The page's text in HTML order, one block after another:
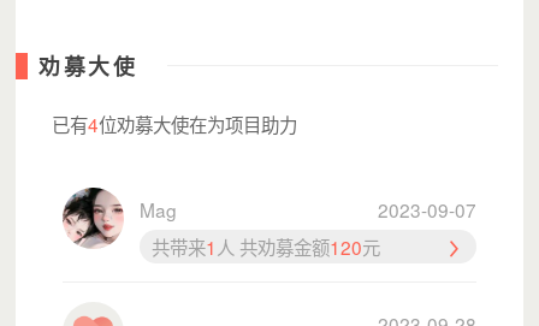
吃，吃点菜，饭菜不够可以再加，他充耳不闻如同饿了三天
抬起头来，意识到还有菜。那时候，我想我才开始对我们试
——学校创始人
劝募大使
已有4位劝募大使在为项目助力
Mag
2023-09-07
共带来1 人 共劝募金额120元